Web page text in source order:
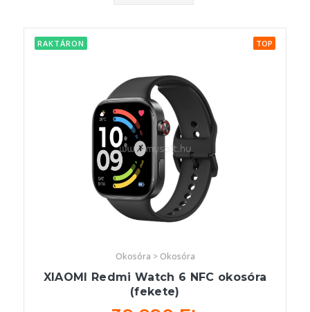
RAKTÁRON TOP
Okosóra > Okosóra
XIAOMI Redmi Watch 6 NFC okosóra
(fekete)